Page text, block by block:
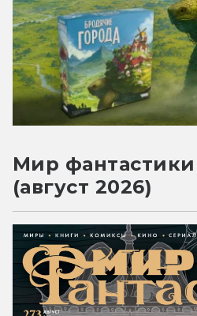
Мир
(август 2026)